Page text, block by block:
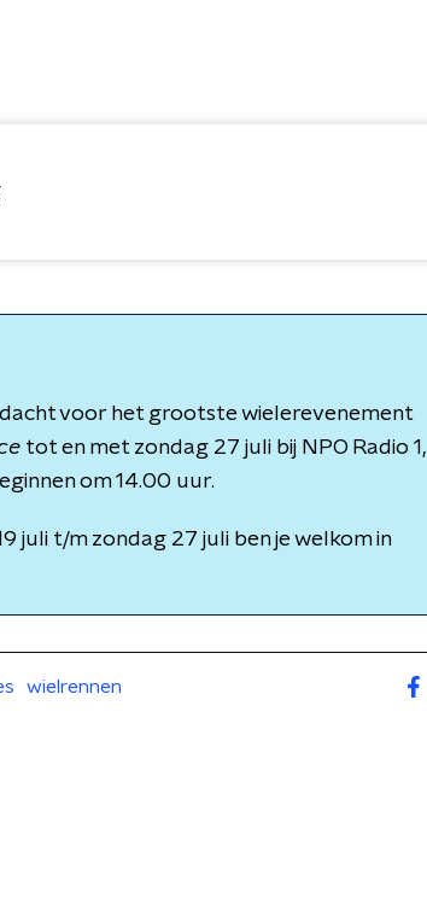
voor het grootste wielerevenement
tot en met zondag 27 juli bij NPO Radio 1,
om 14.00 uur.
juli t/m zondag 27 juli ben je welkom in
wielrennen